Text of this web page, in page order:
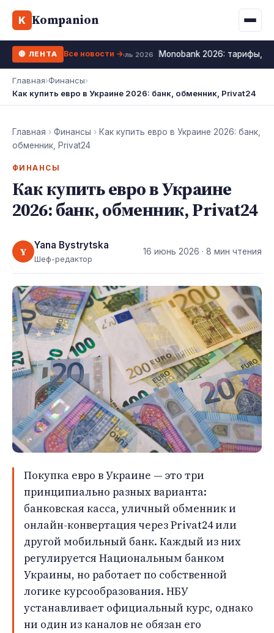
K Kompanion
Калькулятор МФО
Все 10 МФО →
Жизни
WhiteBIT
Kuna
Bybit
OKX
Все 10 бирж →
Ипотека
Депозит
Рефинансирование
ФОП налоги
🔴 ЛЕНТА 12 июль 2026 Monobank 2026: тарифы,
Все новости →
Главная›Финансы›
Как купить евро в Украине 2026: банк, обменник, Privat24
Главная › Финансы › Как купить евро в Украине 2026: банк,
обменник, Privat24
ФИНАНСЫ
Как купить евро в Украине
2026: банк, обменник, Privat24
Y Yana Bystrytska
Шеф-редактор
16 июнь 2026 · 8 мин чтения
Покупка евро в Украине — это три
принципиально разных варианта:
банковская касса, уличный обменник и
онлайн-конвертация через Privat24 или
другой мобильный банк. Каждый из них
регулируется Национальным банком
Украины, но работает по собственной
логике курсообразования. НБУ
устанавливает официальный курс, однако
ни один из каналов не обязан его